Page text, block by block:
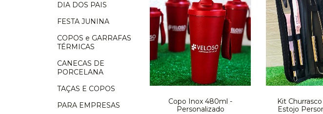
DIA DOS PAIS
FESTA JUNINA
COPOS e GARRAFAS
TÉRMICAS
CANECAS DE
PORCELANA
TAÇAS E COPOS
PARA EMPRESAS
Copo Inox 480ml -
Personalizado
Kit
Estojo